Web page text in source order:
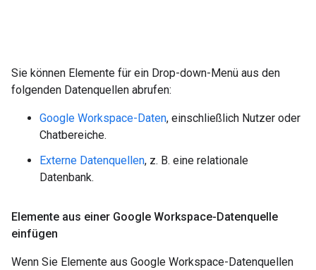
Sie können Elemente für ein Drop-down-Menü aus den
folgenden Datenquellen abrufen:
Google Workspace-Daten, einschließlich Nutzer oder
Chatbereiche.
Externe Datenquellen, z. B. eine relationale
Datenbank.
Elemente aus einer Google Workspace-Datenquelle
einfügen
Wenn Sie Elemente aus Google Workspace-Datenquellen